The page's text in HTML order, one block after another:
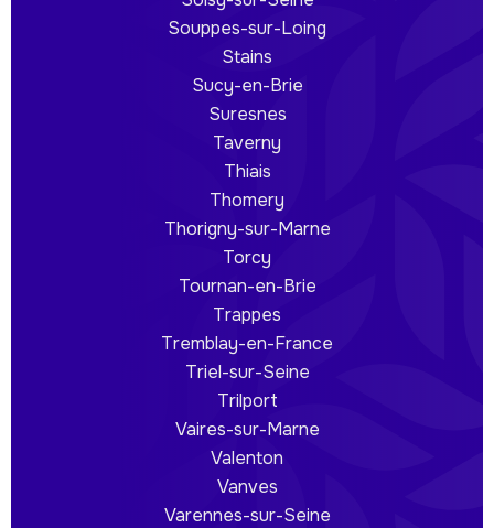
Souppes-sur-Loing
Stains
Sucy-en-Brie
Suresnes
Taverny
Thiais
Thomery
Thorigny-sur-Marne
Torcy
Tournan-en-Brie
Trappes
Tremblay-en-France
Triel-sur-Seine
Trilport
Vaires-sur-Marne
Valenton
Vanves
Varennes-sur-Seine